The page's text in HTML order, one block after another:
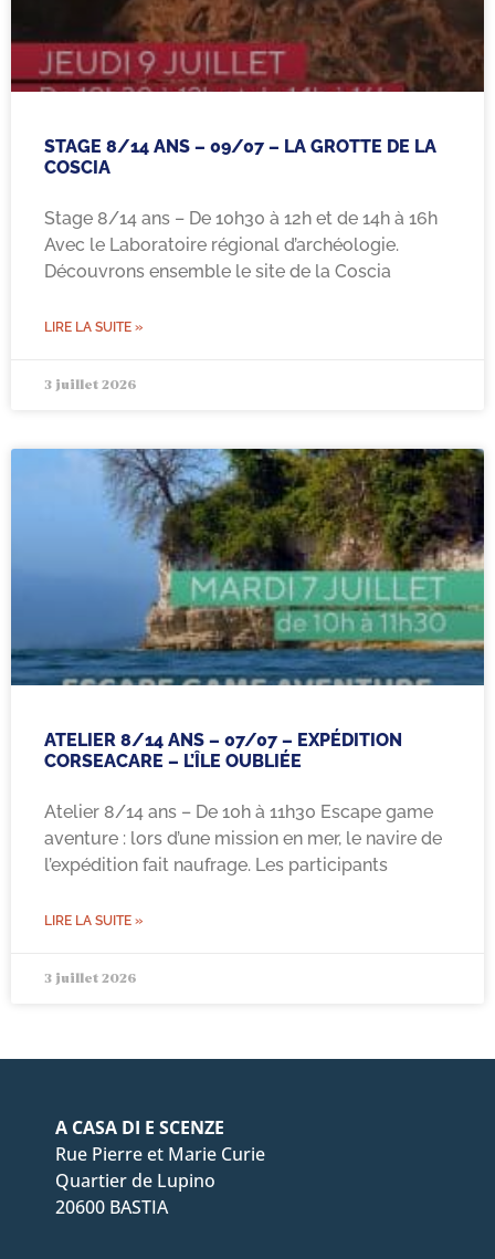
STAGE 8/14 ANS – 09/07 – LA GROTTE DE LA
COSCIA
Stage 8/14 ans – De 10h30 à 12h et de 14h à 16h
Avec le Laboratoire régional d’archéologie.
Découvrons ensemble le site de la Coscia
LIRE LA SUITE »
3 juillet 2026
ATELIER 8/14 ANS – 07/07 – EXPÉDITION
CORSEACARE – L’ÎLE OUBLIÉE
Atelier 8/14 ans – De 10h à 11h30 Escape game
aventure : lors d’une mission en mer, le navire de
l’expédition fait naufrage. Les participants
LIRE LA SUITE »
3 juillet 2026
A CASA DI E SCENZE
Rue Pierre et Marie Curie
Quartier de Lupino
20600 BASTIA